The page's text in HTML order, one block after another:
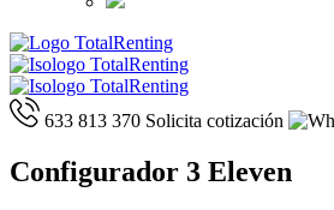
633 813 370 Solicita cotización
Configurador 3 Eleven